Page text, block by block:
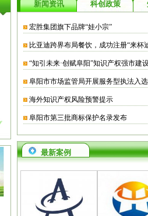
新闻资讯 科创政策
宏胜集团旗下品牌“娃小宗”
比亚迪跨界布局餐饮，成功注册“来杯
“知引未来·创赋阜阳”知识产权强市建
阜阳市市场监管局开展服务型执法入
海外知识产权风险预警提示
阜阳市第三批商标保护名录发布
最新案例